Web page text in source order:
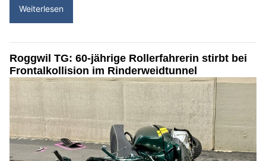
Weiterlesen
Roggwil TG: 60-jährige Rollerfahrerin stirbt bei
Frontalkollision im Rinderweidtunnel